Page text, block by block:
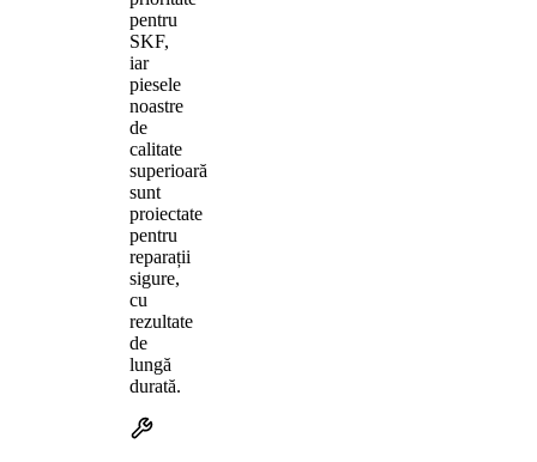
pentru
SKF,
iar
piesele
noastre
de
calitate
superioară
sunt
proiectate
pentru
reparații
sigure,
cu
rezultate
de
lungă
durată.